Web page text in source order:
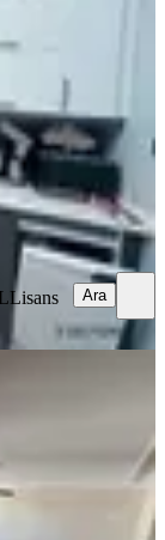
Lisans
Ara